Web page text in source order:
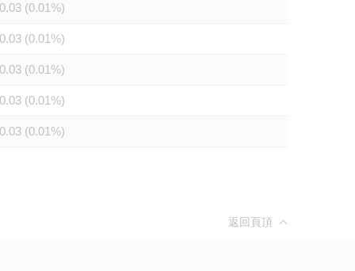
0.03 (0.01%)
0.03 (0.01%)
0.03 (0.01%)
0.03 (0.01%)
0.03 (0.01%)
返回頁頂